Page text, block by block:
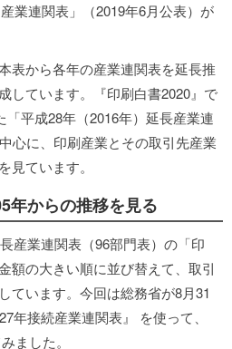
業連関表」（2019年6月公表）が
表から各年の産業連関表を延長推
しています。『印刷白書2020』で
「平成28年（2016年）延長産業連
心に、印刷産業とその取引先産業
見ています。
年からの推移を見る
産業連関表（96部門表）の「印
額の大きい順に並び替えて、取引
ています。今回は総務省が8月31
年接続産業連関表』 を使って、
ました。